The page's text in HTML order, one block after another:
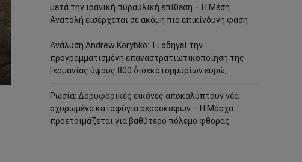
μετά την ιρανική πυραυλική επίθεση – Η Μέση
Ανατολή εισέρχεται σε ακόμη πιο επικίνδυνη φάση
Ανάλυση Andrew Korybko: Τι οδηγεί την
προγραμματισμένη επαναστρατιωτικοποίηση της
Γερμανίας ύψους 800 δισεκατομμυρίων ευρώ;
Ρωσία: Δορυφορικές εικόνες αποκαλύπτουν νέα
οχυρωμένα καταφύγια αεροσκαφών – Η Μόσχα
προετοιμάζεται για βαθύτερο πόλεμο φθοράς